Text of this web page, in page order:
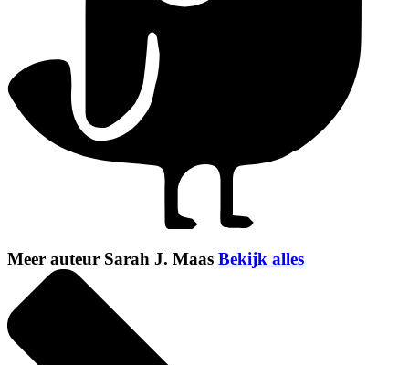
Meer auteur Sarah J. Maas Bekijk alles